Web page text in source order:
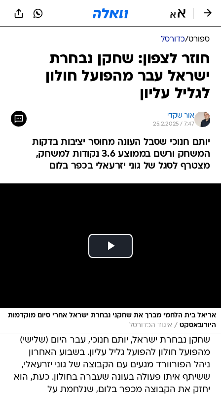
ספורט/כדורסל
חוזר לצפון: שחקן נבחרת
ישראל עבר מהפועל חולון
לגליל עליון
אור שקדי
25.2.2025 / 7:47
יותם חנוכי שסבל העונה מחוסר יציבות בדקות
המשחק ורשם בממוצע 3.6 נקודות למשחק,
מצטרף לסגל של גוני יזרעאלי בכפר בלום
אריאל בית הלחמי מברך את שחקני נבחרת ישראל אחרי סיום מוקדמות
היורובאסקט / איגוד הכדורסל
שחקן נבחרת ישראל, יותם חנוכי, עבר היום (שלישי)
מהפועל חולון להפועל גליל עליון. בשבוע האחרון
ניהל הפורוורד מגעים עם הקבוצה של גוני יזרעאלי,
ששיתף איתו פעולה בעונה שעברה בחולון. כעת, הוא
יחזק את הקבוצה מכפר בלום, שנלחמת על